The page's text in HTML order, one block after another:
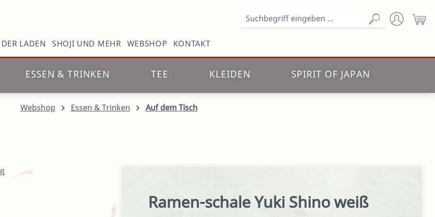
DER LADEN SHOJI UND MEHR WEBSHOP KONTAKT
ESSEN & TRINKEN TEE KLEIDEN SPIRIT OF JAPAN
Webshop Essen & Trinken Auf dem Tisch
Ramen-schale Yuki Shino weiß